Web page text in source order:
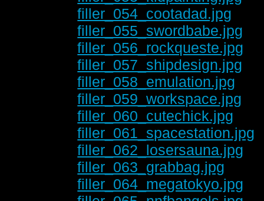
filler_054_cootadad.jpg
filler_055_swordbabe.jpg
filler_056_rockqueste.jpg
filler_057_shipdesign.jpg
filler_058_emulation.jpg
filler_059_workspace.jpg
filler_060_cutechick.jpg
filler_061_spacestation.jpg
filler_062_losersauna.jpg
filler_063_grabbag.jpg
filler_064_megatokyo.jpg